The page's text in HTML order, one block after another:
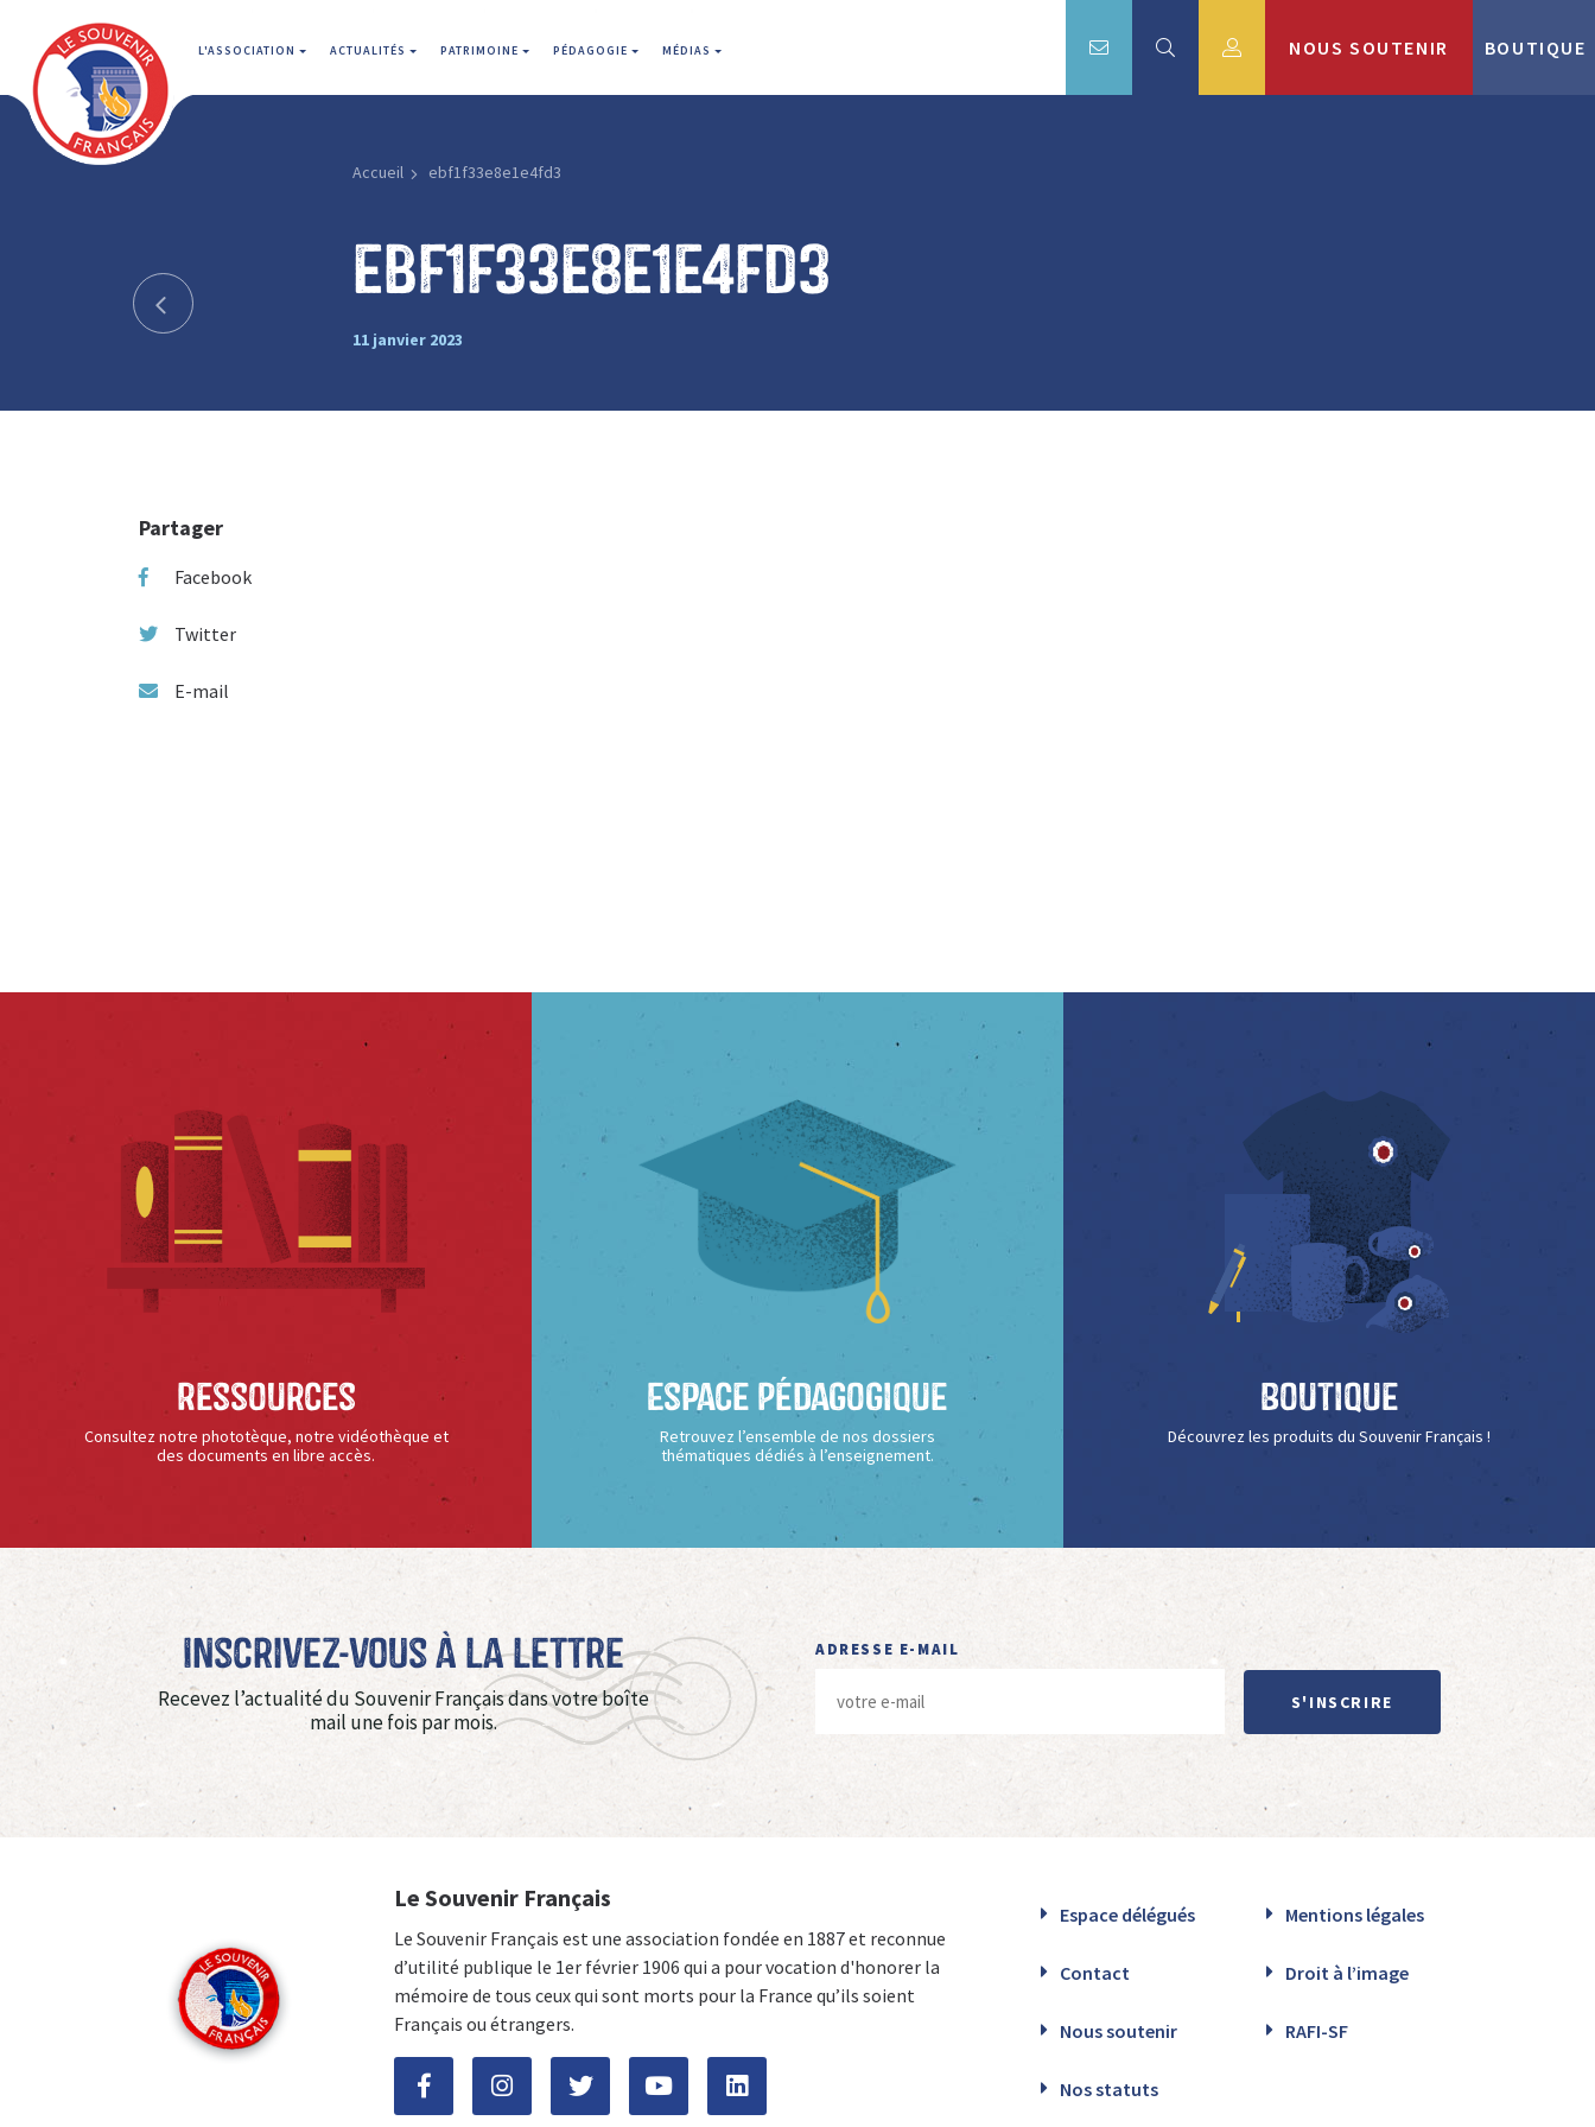
L'ASSOCIATION ACTUALITÉS PATRIMOINE PÉDAGOGIE MÉDIAS NOUS SOUTENIR BOUTIQUE
Accueil ebf1f33e8e1e4fd3
ebf1f33e8e1e4fd3
11 janvier 2023
Partager
Facebook
Twitter
E-mail
Ressources
Consultez notre phototèque, notre vidéothèque et
des documents en libre accès.
Espace Pédagogique
Retrouvez l’ensemble de nos dossiers
thématiques dédiés à l’enseignement.
Boutique
Découvrez les produits du Souvenir Français !
Inscrivez-vous à La Lettre
Recevez l’actualité du Souvenir Français dans votre boîte
mail une fois par mois.
ADRESSE E-MAIL
S'INSCRIRE
Le Souvenir Français
Le Souvenir Français est une association fondée en 1887 et reconnue
d’utilité publique le 1er février 1906 qui a pour vocation d'honorer la
mémoire de tous ceux qui sont morts pour la France qu’ils soient
Français ou étrangers.
Espace délégués Mentions légales
Contact Droit à l’image
Nous soutenir RAFI-SF
Nos statuts